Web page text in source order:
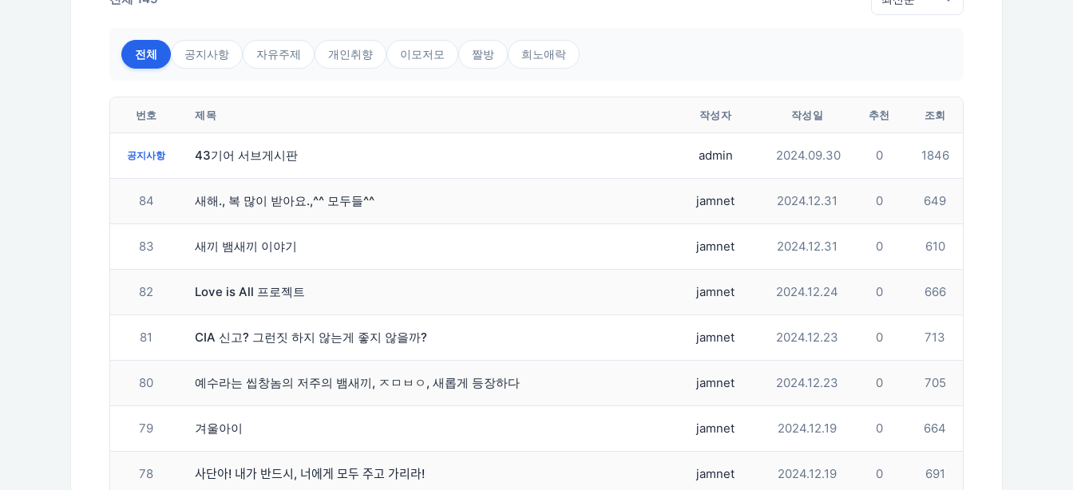
전체 공지사항 자유주제 개인취향 이모저모 짤방 희노애락
번호 제목 작성자 작성일 추천 조회
공지사항 43기어 서브게시판 admin 2024.09.30 0 1846
84 새해., 복 많이 받아요.,^^ 모두들^^ jamnet 2024.12.31 0 649
83 새끼 뱀새끼 이야기 jamnet 2024.12.31 0 610
82 Love is All 프로젝트 jamnet 2024.12.24 0 666
81 CIA 신고? 그런짓 하지 않는게 좋지 않을까? jamnet 2024.12.23 0 713
80 예수라는 씹창놈의 저주의 뱀새끼, ㅈㅁㅂㅇ, 새롭게 등장하다 jamnet 2024.12.23 0 705
79 겨울아이 jamnet 2024.12.19 0 664
78 사단아! 내가 반드시, 너에게 모두 주고 가리라! jamnet 2024.12.19 0 691